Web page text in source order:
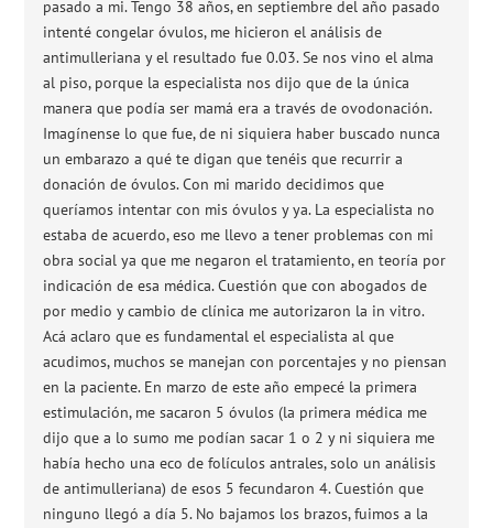
pasado a mi. Tengo 38 años, en septiembre del año pasado
intenté congelar óvulos, me hicieron el análisis de
antimulleriana y el resultado fue 0.03. Se nos vino el alma
al piso, porque la especialista nos dijo que de la única
manera que podía ser mamá era a través de ovodonación.
Imagínense lo que fue, de ni siquiera haber buscado nunca
un embarazo a qué te digan que tenéis que recurrir a
donación de óvulos. Con mi marido decidimos que
queríamos intentar con mis óvulos y ya. La especialista no
estaba de acuerdo, eso me llevo a tener problemas con mi
obra social ya que me negaron el tratamiento, en teoría por
indicación de esa médica. Cuestión que con abogados de
por medio y cambio de clínica me autorizaron la in vitro.
Acá aclaro que es fundamental el especialista al que
acudimos, muchos se manejan con porcentajes y no piensan
en la paciente. En marzo de este año empecé la primera
estimulación, me sacaron 5 óvulos (la primera médica me
dijo que a lo sumo me podían sacar 1 o 2 y ni siquiera me
había hecho una eco de folículos antrales, solo un análisis
de antimulleriana) de esos 5 fecundaron 4. Cuestión que
ninguno llegó a día 5. No bajamos los brazos, fuimos a la